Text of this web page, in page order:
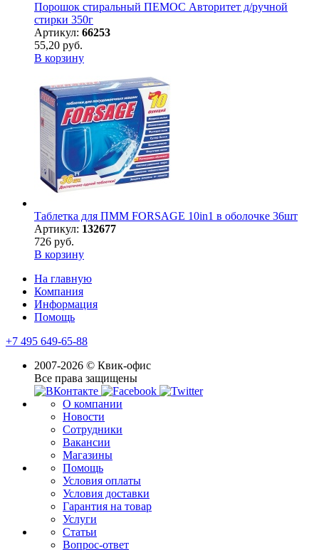
Порошок стиральный ПЕМОС Авторитет д/ручной
стирки 350г
Артикул: 66253
55,20 руб.
В корзину
Таблетка для ПММ FORSAGE 10in1 в оболочке 36шт
Артикул: 132677
726 руб.
В корзину
На главную
Компания
Информация
Помощь
+7 495 649-65-88
2007-2026 © Квик-офис
Все права защищены
О компании
Новости
Сотрудники
Вакансии
Магазины
Помощь
Условия оплаты
Условия доставки
Гарантия на товар
Услуги
Статьи
Вопрос-ответ